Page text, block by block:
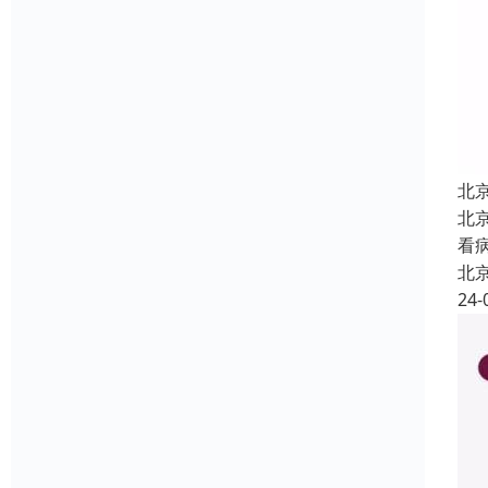
北
北
看
北
24-